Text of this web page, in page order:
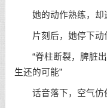
她的动作熟练，却
片刻后，她停下动
“脊柱断裂，脾脏出
生还的可能”
话音落下，空气仿